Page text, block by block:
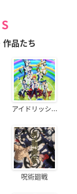
作品たち
アイドリッシ...
呪術廻戦